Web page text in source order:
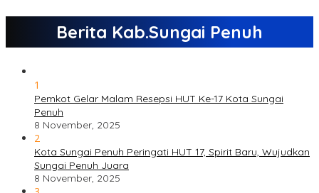
Berita Kab.Sungai Penuh
1
Pemkot Gelar Malam Resepsi HUT Ke-17 Kota Sungai
Penuh
8 November, 2025
2
Kota Sungai Penuh Peringati HUT 17, Spirit Baru, Wujudkan
Sungai Penuh Juara
8 November, 2025